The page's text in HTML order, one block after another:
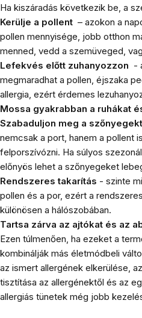
Ha kiszáradás következik be, a
Kerülje a pollent – ​​azokon a
pollen mennyisége, jobb otthon
menned, vedd a szemüveged,
Lefekvés előtt zuhanyozzon -
megmaradhat a pollen, éjszaka
allergia, ezért érdemes
Mossa gyakrabban a ruhákat
Szabaduljon meg a
nemcsak a port, hanem a pollent
felporszívózni. Ha súlyos
előnyös lehet a szőnyegeket
Rendszeres takarítás - szinte
pollen és a por, ezért a
különösen a hálószobában.
Tartsa zárva az ajtókat és az
Ezen túlmenően, ha ezeket a
kombinálják más életmódbeli
az ismert allergének elkerülése,
tisztítása az allergénektől és az
allergiás tünetek még jobb